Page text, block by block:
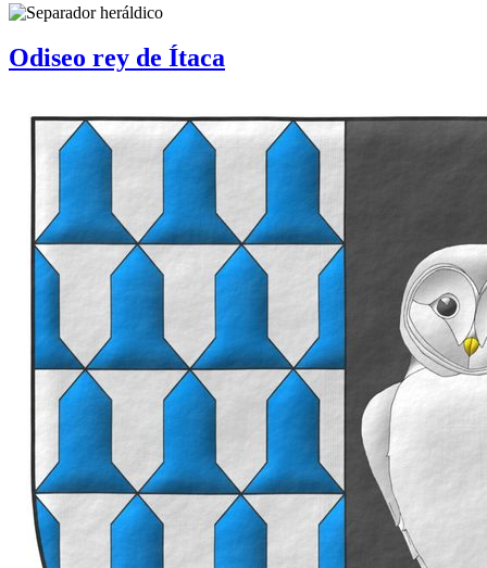
Odiseo rey de Ítaca